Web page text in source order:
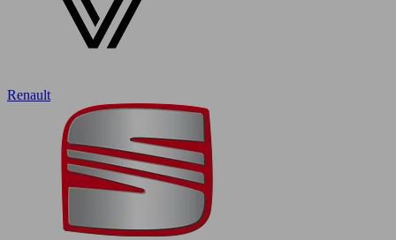
Renault